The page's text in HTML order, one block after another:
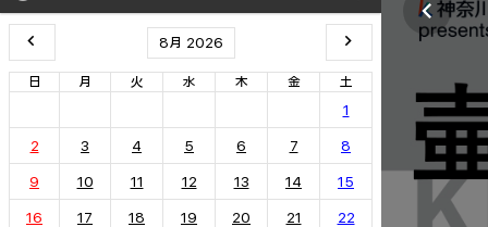
8月 2026
日 月 火 水 木 金
土
1
2 3 4 5 6 7 8
9 10 11 12 13 14 15
16 17 18 19 20 21 22